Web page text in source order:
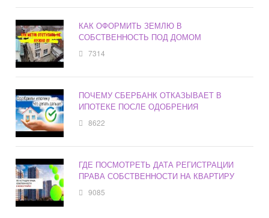
КАК ОФОРМИТЬ ЗЕМЛЮ В
СОБСТВЕННОСТЬ ПОД ДОМОМ
7314
ПОЧЕМУ СБЕРБАНК ОТКАЗЫВАЕТ В
ИПОТЕКЕ ПОСЛЕ ОДОБРЕНИЯ
8622
ГДЕ ПОСМОТРЕТЬ ДАТА РЕГИСТРАЦИИ
ПРАВА СОБСТВЕННОСТИ НА КВАРТИРУ
9085